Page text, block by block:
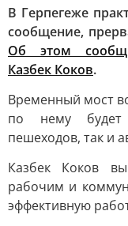
В Герпегеже
сообщение,
Об этом
Казбек Коков.
Временный мост
по нему будет
пешеходов, так и
Казбек Коков
рабочим и
эффективную